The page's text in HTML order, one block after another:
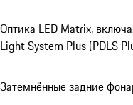
Оптика LED Matrix,
Light System Plus (PDLS
Затемнённые задние